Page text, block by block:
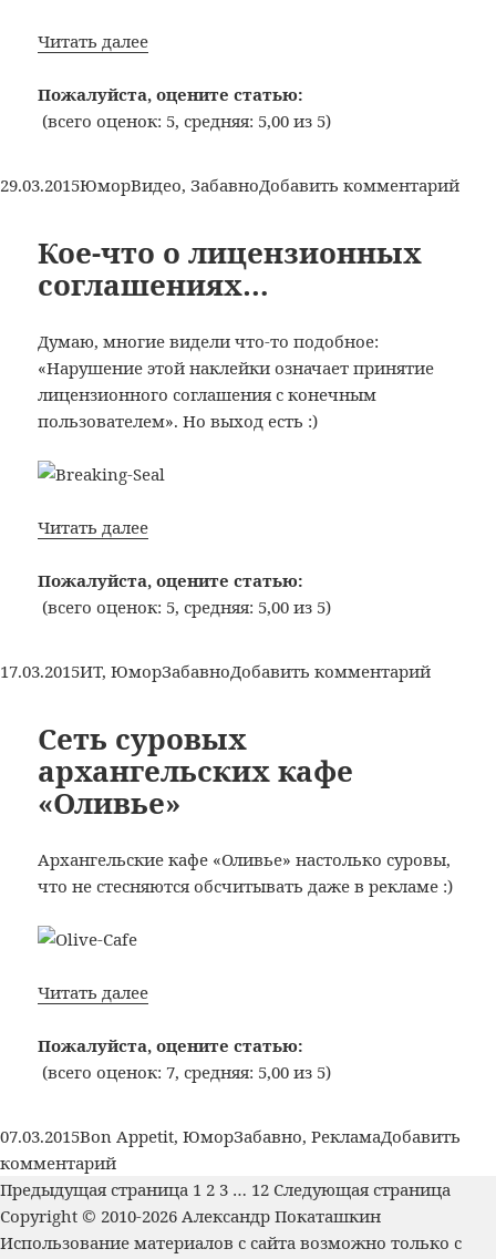
Читать далееЯ
очередях
Пожалуйста, оцените статью:
(всего оценок: 5, средняя: 5,00 из 5)
Опубликовано
29.03.2015Рубрики
ЮморМетки
Видео, ЗабавноДобавить комментарийк
Кое-что о лицензионных
соглашениях…
Думаю, многие видели что-то подобное:
«Нарушение этой наклейки означает принятие
лицензионного соглашения с конечным
пользователем». Но выход есть :)
Читать далееКое-
о
лицензионных
Пожалуйста, оцените статью:
(всего оценок: 5, средняя: 5,00 из 5)
Опубликовано
17.03.2015Рубрики
ИТ, ЮморМетки
ЗабавноДобавить комментарийк
Сеть суровых
архангельских кафе
«Оливье»
Архангельские кафе «Оливье» настолько суровы,
что не стесняются обсчитывать даже в рекламе :)
Читать далееСеть
архангельских
кафе
Пожалуйста, оцените статью:
(всего оценок: 7, средняя: 5,00 из 5)
Опубликовано
07.03.2015Рубрики
Bon Appetit, ЮморМетки
Забавно, РекламаДобавить
комментарийк
записи
Сеть
суровых
Пагинация
записей
Предыдущая страница Страница
1 Страница
2 Страница
3 … Страница
12 Следующая страница
Copyright © 2010-2026 Александр Покаташкин
Использование материалов с сайта возможно только с